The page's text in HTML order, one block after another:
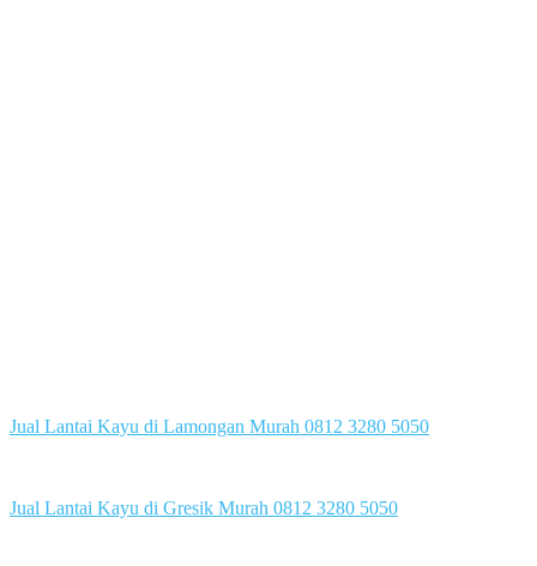
Jual Lantai Kayu di Lamongan Murah 0812 3280 5050
Jual Lantai Kayu di Gresik Murah 0812 3280 5050